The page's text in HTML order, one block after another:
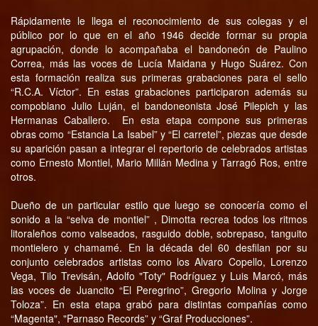
Rápidamente le llega el reconocimiento de sus colegas y el
público por lo que en el año 1946 decide formar su propia
agrupación, donde lo acompañaba el bandoneón de Paulino
Correa, más las voces de Lucía Maidana y Hugo Suárez. Con
esta formación realiza sus primeras grabaciones para el sello
“R.C.A. Víctor”. En estas grabaciones participaron además su
compoblano Julio Luján, el bandoneonista José Pilepich y las
Hermanas Caballero. En esta etapa compone sus primeras
obras como “Estancia La Isabel” y “El carretel”, piezas que desde
su aparición pasan a integrar el repertorio de celebrados artistas
como Ernesto Montiel, Mario Millán Medina y Tarragó Ros, entre
otros.
Dueño de un particular estilo que luego se conocería como el
sonido a la “selva de montiel” , Dimotta recrea todos los ritmos
litoraleños como valseados, rasguido doble, sobrepaso, tanguito
montielero y chamamé. En la década del 60 desfilan por su
conjunto celebrados artistas como los Alvaro Copello, Lorenzo
Vega, Tilo Trevisán, Adolfo "Toty" Rodríguez y Luis Marcó, más
las voces de Juancito “El Peregrino”, Gregorio Molina y Jorge
Toloza”. En esta etapa grabó para distintas compañías como
“Magenta", "Parnaso Records” y “Graf Producciones”.